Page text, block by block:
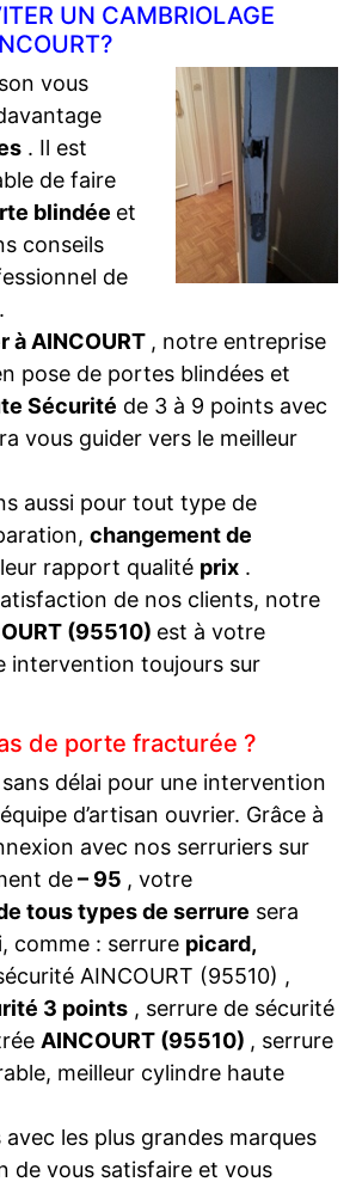
UN CAMBRIOLAGE
vous
. Il est
de faire
blindée et
conseils
de
à AINCOURT , notre entreprise
pose de portes blindées et
Sécurité de 3 à 9 points avec
vous guider vers le meilleur
aussi pour tout type de
changement de
rapport qualité prix .
de nos clients, notre
(95510) est à votre
intervention toujours sur
de porte fracturée ?
délai pour une intervention
d’artisan ouvrier. Grâce à
avec nos serruriers sur
de– 95 , votre
tous types de serrure sera
comme : serrure picard,
AINCOURT (95510) ,
3 points , serrure de sécurité
AINCOURT (95510) , serrure
meilleur cylindre haute
les plus grandes marques
de vous satisfaire et vous